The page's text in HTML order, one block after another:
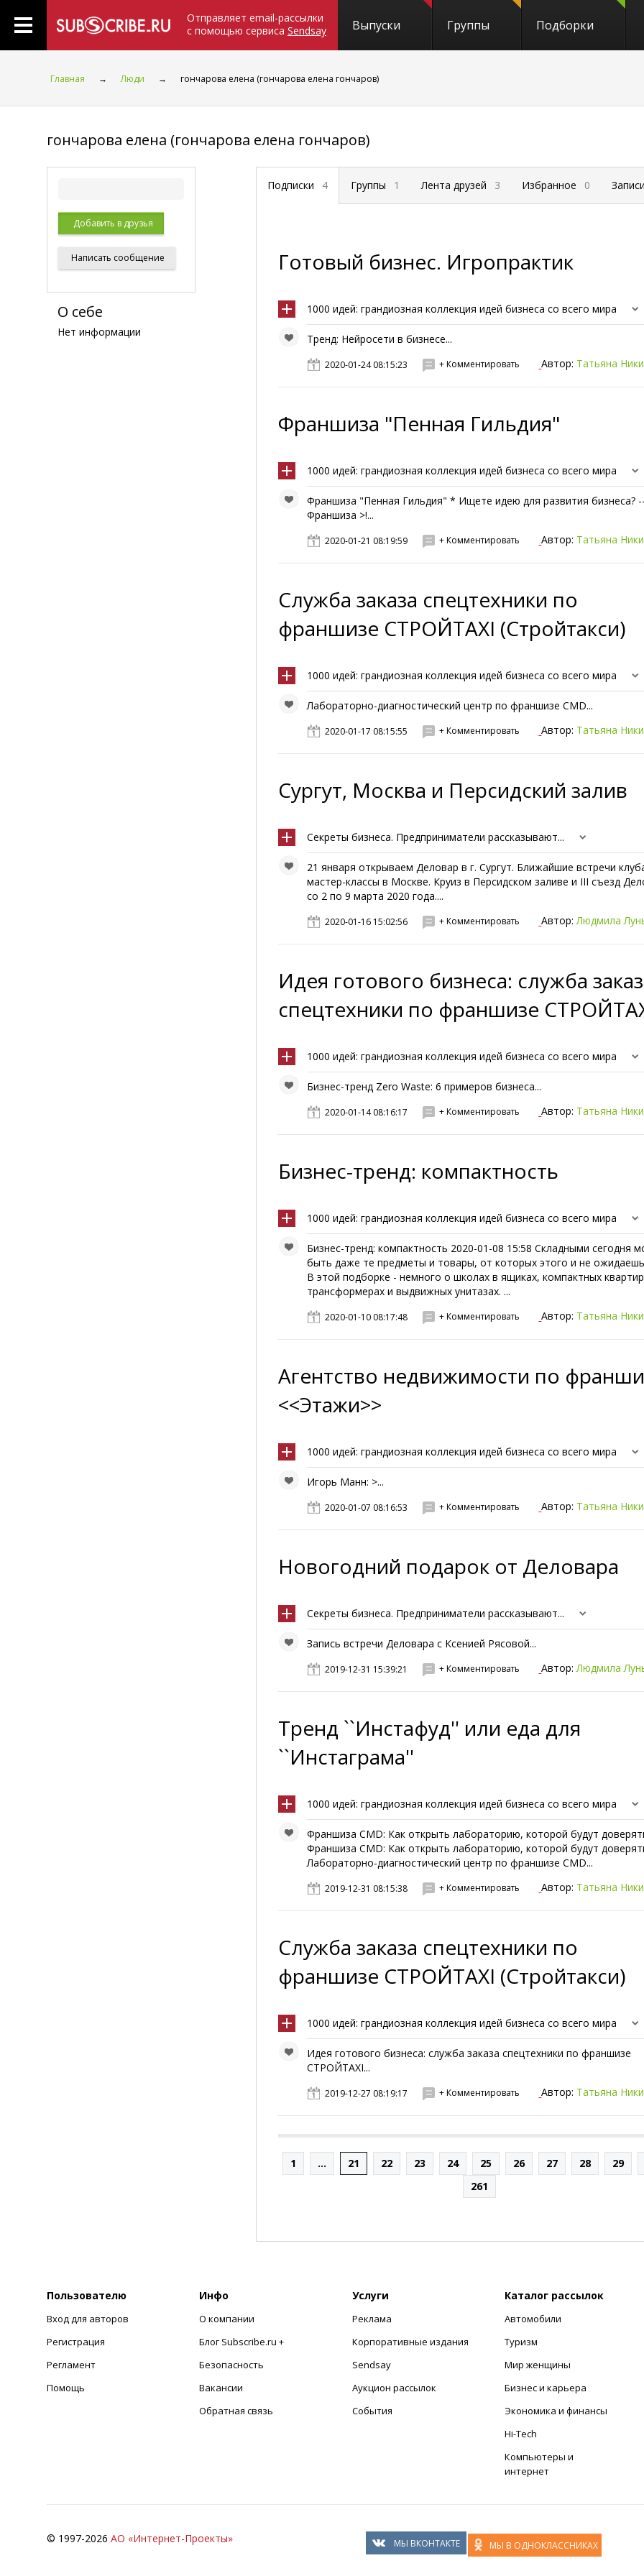
Отправляет email-рассылки
с помощью сервиса Sendsay Выпуски Группы Подборки
Главная → Люди → гончарова елена (гончарова елена гончаров)
гончарова елена (гончарова елена гончаров)
Добавить в друзья
Написать сообщение
О себе
Нет информации
Подписки 4 Группы 1 Лента друзей 3 Избранное 0 Записи
Готовый бизнес. Игропрактик
1000 идей: грандиозная коллекция идей бизнеса со всего мира
Тренд: Нейросети в бизнесе...
2020-01-24 08:15:23 + Комментировать Автор: Татьяна
Франшиза "Пенная Гильдия"
1000 идей: грандиозная коллекция идей бизнеса со всего мира
Франшиза "Пенная Гильдия" * Ищете идею для развития бизнеса? --
Франшиза >!...
2020-01-21 08:19:59 + Комментировать Автор: Татьяна
Служба заказа спецтехники по
франшизе СТРОЙTAXI (Стройтакси)
1000 идей: грандиозная коллекция идей бизнеса со всего мира
Лабораторно-диагностический центр по франшизе CMD...
2020-01-17 08:15:55 + Комментировать Автор: Татьяна
Сургут, Москва и Персидский залив
Секреты бизнеса. Предприниматели рассказывают...
21 января открываем Деловар в г. Сургут. Ближайшие встречи
мастер-классы в Москве. Круиз в Персидском заливе и III съезд
со 2 по 9 марта 2020 года....
2020-01-16 15:02:56 + Комментировать Автор:Людмила
Идея готового бизнеса: служба
спецтехники по франшизе
1000 идей: грандиозная коллекция идей бизнеса со всего мира
Бизнес-тренд Zero Waste: 6 примеров бизнеса...
2020-01-14 08:16:17 + Комментировать Автор: Татьяна
Бизнес-тренд: компактность
1000 идей: грандиозная коллекция идей бизнеса со всего мира
Бизнес-тренд: компактность 2020-01-08 15:58 Складными сегодня
быть даже те предметы и товары, от которых этого и не
В этой подборке - немного о школах в ящиках, компактных
трансформерах и выдвижных унитазах. ...
2020-01-10 08:17:48 + Комментировать Автор: Татьяна
Агентство недвижимости по
<<Этажи>>
1000 идей: грандиозная коллекция идей бизнеса со всего мира
Игорь Манн: >...
2020-01-07 08:16:53 + Комментировать Автор: Татьяна
Новогодний подарок от Деловара
Секреты бизнеса. Предприниматели рассказывают...
Запись встречи Деловара с Ксенией Рясовой...
2019-12-31 15:39:21 + Комментировать Автор:Людмила
Тренд ``Инстафуд'' или еда для
``Инстаграма''
1000 идей: грандиозная коллекция идей бизнеса со всего мира
Франшиза CMD: Как открыть лабораторию, которой будут
Франшиза CMD: Как открыть лабораторию, которой будут
Лабораторно-диагностический центр по франшизе CMD...
2019-12-31 08:15:38 + Комментировать Автор: Татьяна
Служба заказа спецтехники по
франшизе СТРОЙTAXI (Стройтакси)
1000 идей: грандиозная коллекция идей бизнеса со всего мира
Идея готового бизнеса: служба заказа спецтехники по франшизе
СТРОЙTAXI...
2019-12-27 08:19:17 + Комментировать Автор: Татьяна
1 ... 21 22 23 24 25 26 27 28 29
261
Пользователю
Вход для авторов
Регистрация
Регламент
Помощь
Инфо
О компании
Блог Subscribe.ru +
Безопасность
Вакансии
Обратная связь
Услуги
Реклама
Корпоративные издания
Sendsay
Аукцион рассылок
События
Каталог рассылок
Автомобили
Туризм
Мир женщины
Бизнес и карьера
Экономика и финансы
Hi-Tech
Компьютеры и
интернет
© 1997-2026 АО «Интернет-Проекты» МЫ ВКОНТАКТЕ МЫ В ОДНОКЛАССНИКАХ